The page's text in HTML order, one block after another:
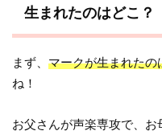
生まれたのはどこ？
まず、マークが生まれたの
ね！
お父さんが声楽専攻で、